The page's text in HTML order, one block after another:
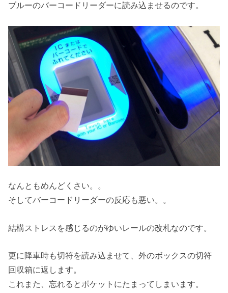
ブルーのバーコードリーダーに読み込ませるのです。
なんともめんどくさい。。
そしてバーコードリーダーの反応も悪い。。
結構ストレスを感じるのがゆいレールの改札なのです。
更に降車時も切符を読み込ませて、外のボックスの切符
回収箱に返します。
これまた、忘れるとポケットにたまってしまいます。